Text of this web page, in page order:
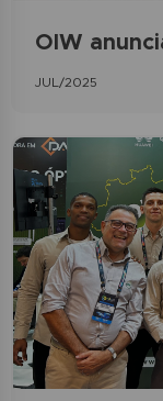
OIW
JUL/2025